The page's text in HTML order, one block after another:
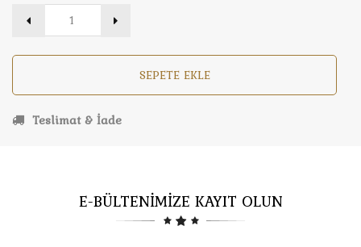
SEPETE EKLE
Teslimat & İade
E-BÜLTENİMİZE KAYIT OLUN